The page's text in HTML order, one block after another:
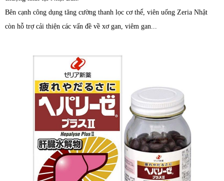
Bên cạnh công dụng tăng cường thanh lọc cơ thể, viên uống Zeria Nhật
còn hỗ trợ cải thiện các vấn đề về xơ gan, viêm gan...